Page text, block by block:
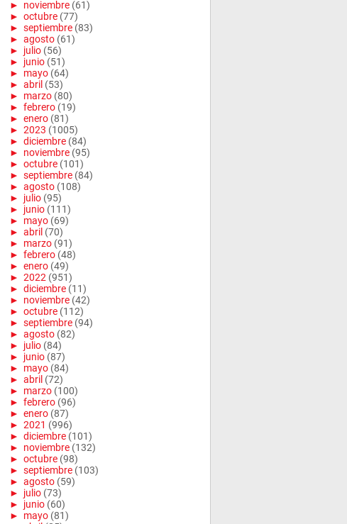
► noviembre (61)
► octubre (77)
► septiembre (83)
► agosto (61)
► julio (56)
► junio (51)
► mayo (64)
► abril (53)
► marzo (80)
► febrero (19)
► enero (81)
► 2023 (1005)
► diciembre (84)
► noviembre (95)
► octubre (101)
► septiembre (84)
► agosto (108)
► julio (95)
► junio (111)
► mayo (69)
► abril (70)
► marzo (91)
► febrero (48)
► enero (49)
► 2022 (951)
► diciembre (11)
► noviembre (42)
► octubre (112)
► septiembre (94)
► agosto (82)
► julio (84)
► junio (87)
► mayo (84)
► abril (72)
► marzo (100)
► febrero (96)
► enero (87)
► 2021 (996)
► diciembre (101)
► noviembre (132)
► octubre (98)
► septiembre (103)
► agosto (59)
► julio (73)
► junio (60)
► mayo (81)